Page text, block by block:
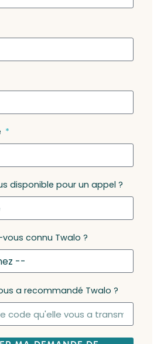
disponible pour un appel ?
connu Twalo ?
a recommandé Twalo ?